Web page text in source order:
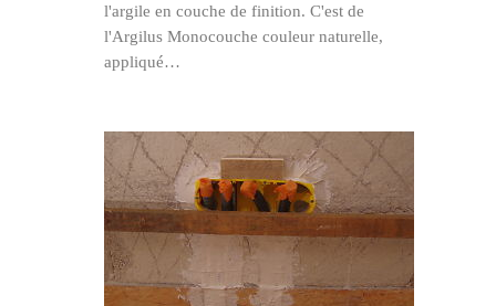
l'argile en couche de finition. C'est de
l'Argilus Monocouche couleur naturelle,
appliqué…